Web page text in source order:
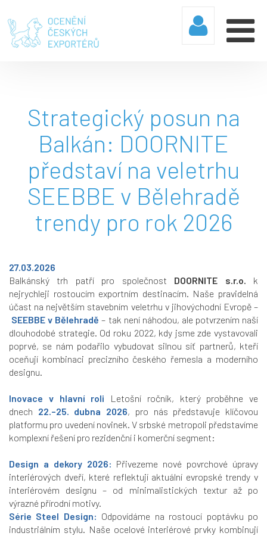
Strategický posun na
Balkán: DOORNITE
představí na veletrhu
SEEBBE v Bělehradě
trendy pro rok 2026
27.03.2026
Balkánský trh patří pro společnost DOORNITE s.r.o. k
nejrychleji rostoucím exportním destinacím. Naše pravidelná
účast na největším stavebním veletrhu v jihovýchodní Evropě –
SEEBBE v Bělehradě – tak není náhodou, ale potvrzením naší
dlouhodobé strategie. Od roku 2022, kdy jsme zde vystavovali
poprvé, se nám podařilo vybudovat silnou síť partnerů, kteří
oceňují kombinaci precizního českého řemesla a moderního
designu.
Inovace v hlavní roli Letošní ročník, který proběhne ve
dnech 22.–25. dubna 2026, pro nás představuje klíčovou
platformu pro uvedení novinek. V srbské metropoli představíme
komplexní řešení pro rezidenční i komerční segment:
Design a dekory 2026: Přivezeme nové povrchové úpravy
interiérových dveří, které reflektují aktuální evropské trendy v
interiérovém designu – od minimalistických textur až po
výrazné přírodní motivy.
Série Steel Design: Odpovídáme na rostoucí poptávku po
industriálním stylu. Naše ocelové interiérové prvky kombinují